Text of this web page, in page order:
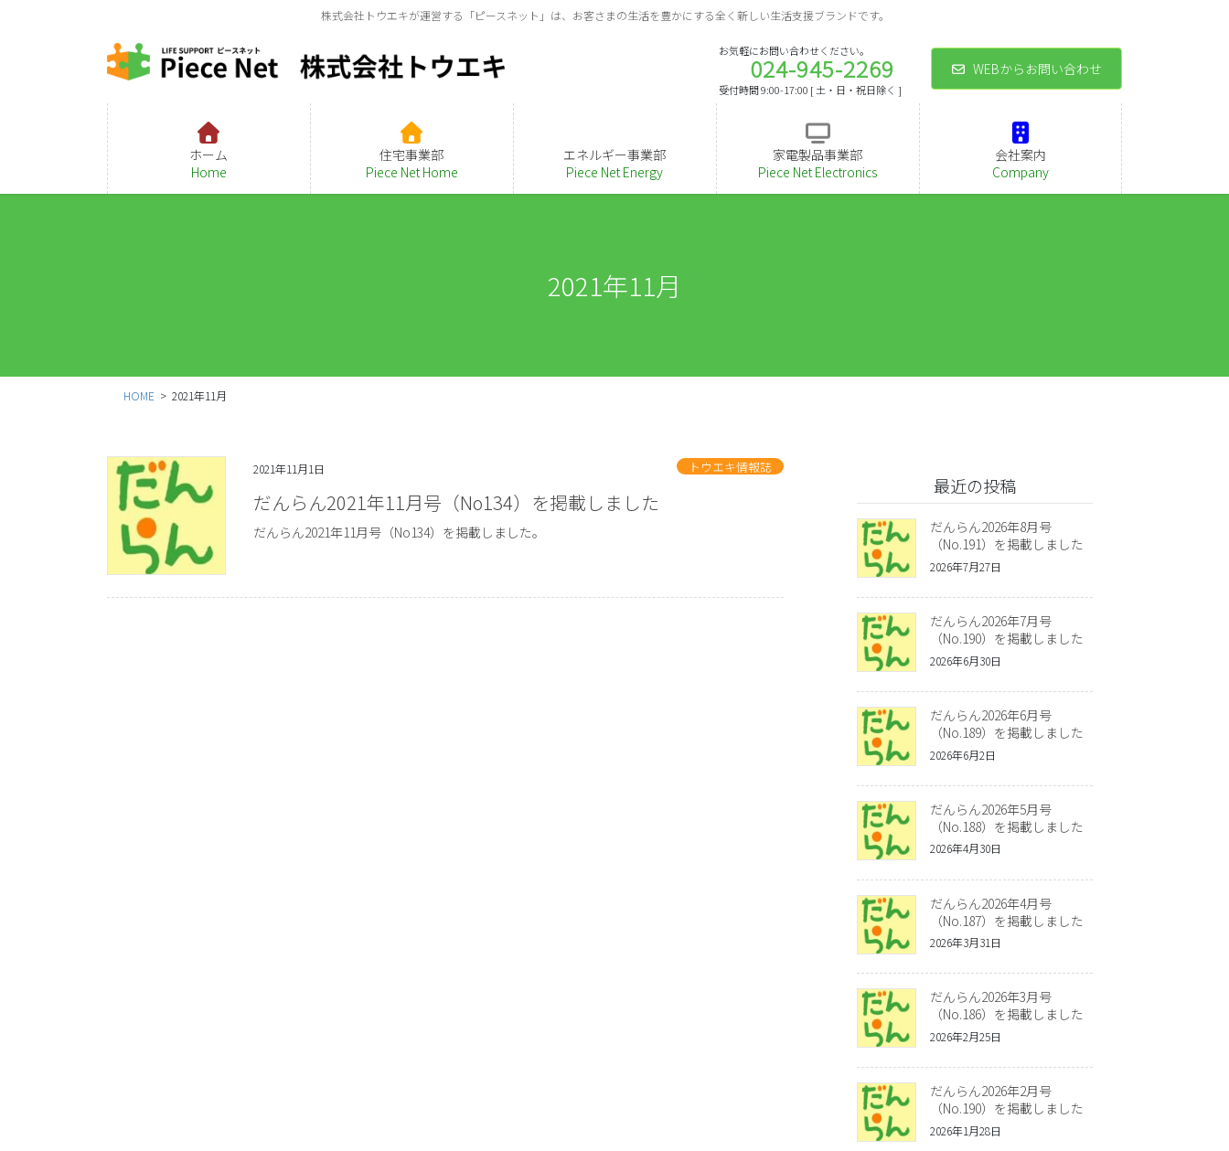
株式会社トウエキが運営する「ピースネット」は、お客さまの生活を豊かにする全く新しい生活支援ブランドです。
お気軽にお問い合わせください。
024-945-2269
受付時間 9:00-17:00 [ 土・日・祝日除く ]
WEBからお問い合わせ
ホーム
Home
住宅事業部
Piece Net Home
エネルギー事業部
Piece Net Energy
家電製品事業部
Piece Net Electronics
会社案内
Company
2021年11月
HOME 2021年11月
2021年11月1日 トウエキ情報誌
だんらん2021年11月号（No134）を掲載しました
だんらん2021年11月号（No134）を掲載しました。
最近の投稿
だんらん2026年8月号
（No.191）を掲載しました
2026年7月27日
だんらん2026年7月号
（No.190）を掲載しました
2026年6月30日
だんらん2026年6月号
（No.189）を掲載しました
2026年6月2日
だんらん2026年5月号
（No.188）を掲載しました
2026年4月30日
だんらん2026年4月号
（No.187）を掲載しました
2026年3月31日
だんらん2026年3月号
（No.186）を掲載しました
2026年2月25日
だんらん2026年2月号
（No.190）を掲載しました
2026年1月28日